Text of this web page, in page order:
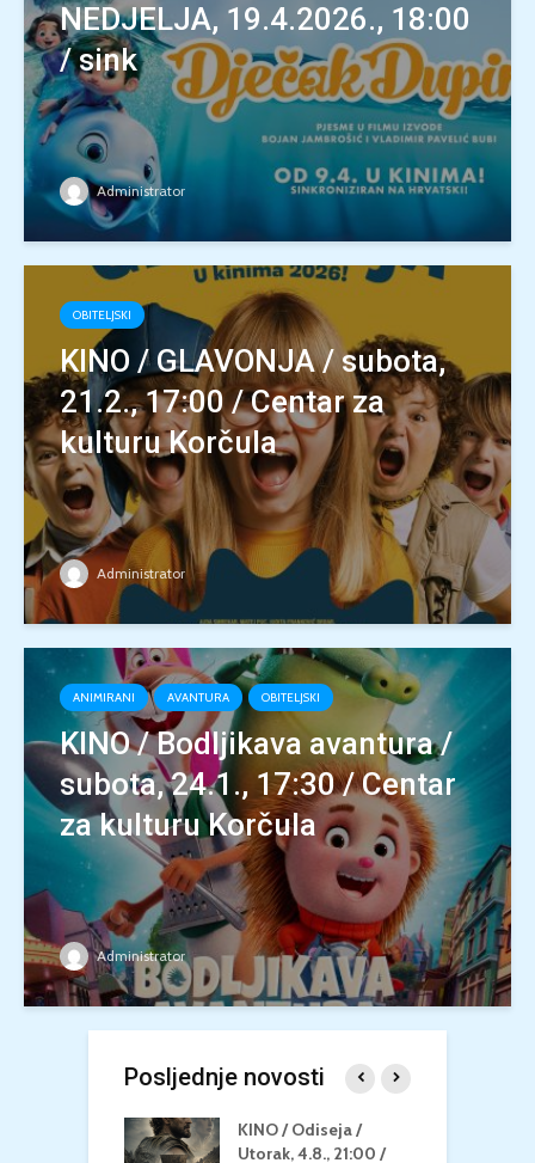
NEDJELJA, 19.4.2026., 18:00
/ sink
Administrator
OBITELJSKI
KINO / GLAVONJA / subota,
21.2., 17:00 / Centar za
kulturu Korčula
Administrator
ANIMIRANI AVANTURA OBITELJSKI
KINO / Bodljikava avantura /
subota, 24.1., 17:30 / Centar
za kulturu Korčula
Administrator
Posljednje novosti
KINO / Odiseja /
Utorak, 4.8., 21:00 /